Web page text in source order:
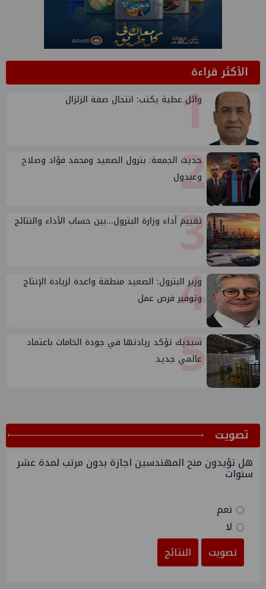
الأكثر قراءة1
وائل عطية يكتب: انتحال صفة الزلزال
2
حديث الجمعة: بترول الصعيد ومحمد فؤاد وصلاح
وعبدول
3
تقييم أداء وزارة البترول...بين حساب الأداء والنتائج
4
وزير البترول: الصعيد منطقة واعدة لزيادة الإنتاج
وتوفير فرص عمل
5
سيدبك تؤكد ريادتها في جودة الخامات باعتماد
عالمي جديد
ﺗﺼﻮﻳﺖ
هل تؤيدون منح المهندسين اجازة بدون مرتب لمدة عشر
سنوات
نعم
لا
تصويت
النتائج